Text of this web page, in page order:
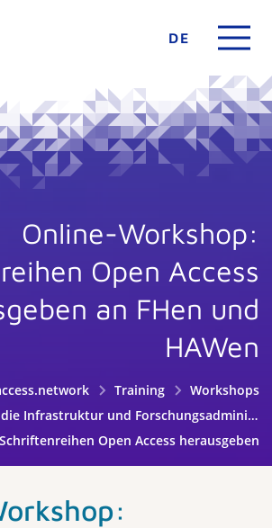
DE
Online-Workshop:
Open Access
an FHen und
HAWen
Training
Workshops
Infrastruktur und Forschungsadministration
Schriftenreihen Open Access herausgeben